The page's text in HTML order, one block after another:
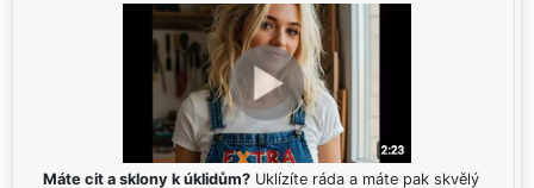
Máte cit a sklony k úklidům? Uklízíte ráda a máte pak skvělý